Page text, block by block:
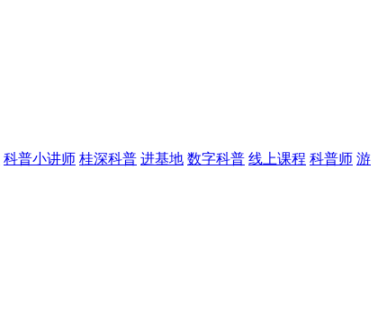
科普小讲师 桂深科普 进基地 数字科普 线上课程 科普师 游